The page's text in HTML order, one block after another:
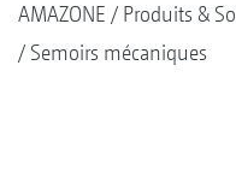
AMAZONE Produits &
Semoirs mécaniques